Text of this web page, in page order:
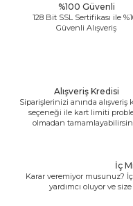
%100 Güvenli
128 Bit SSL Sertifikası ile
Güvenli Alışveriş
Alışveriş Kredisi
Siparişlerinizi anında alışveriş
seçeneği ile kart limiti
olmadan
İç
Karar veremiyor musunuz?
yardımcı oluyor ve